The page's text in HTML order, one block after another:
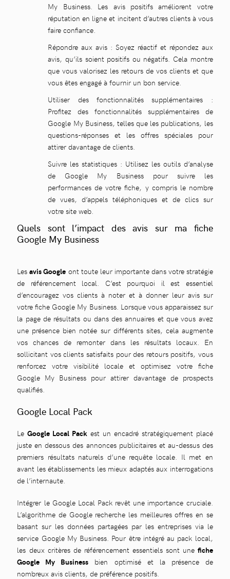
My Business. Les avis positifs améliorent votre
réputation en ligne et incitent d’autres clients à vous
faire confiance.
Répondre aux avis : Soyez réactif et répondez aux
avis, qu’ils soient positifs ou négatifs. Cela montre
que vous valorisez les retours de vos clients et que
vous êtes engagé à fournir un bon service.
Utiliser des fonctionnalités supplémentaires :
Profitez des fonctionnalités supplémentaires de
Google My Business, telles que les publications, les
questions-réponses et les offres spéciales pour
attirer davantage de clients.
Suivre les statistiques : Utilisez les outils d’analyse
de Google My Business pour suivre les
performances de votre fiche, y compris le nombre
de vues, d’appels téléphoniques et de clics sur
votre site web.
Quels sont l’impact des avis sur ma fiche
Google My Business
Lesavis Google ont toute leur importante dans votre stratégie
de référencement local. C’est pourquoi il est essentiel
d’encouragez vos clients à noter et à donner leur avis sur
votre fiche Google My Business. Lorsque vous apparaissez sur
la page de résultats ou dans des annuaires et que vous avez
une présence bien notée sur différents sites, cela augmente
vos chances de remonter dans les résultats locaux. En
sollicitant vos clients satisfaits pour des retours positifs, vous
renforcez votre visibilité locale et optimisez votre fiche
Google My Business pour attirer davantage de prospects
qualifiés.
Google Local Pack
LeGoogle Local Pack est un encadré stratégiquement placé
juste en dessous des annonces publicitaires et au-dessus des
premiers résultats naturels d’une requête locale. Il met en
avant les établissements les mieux adaptés aux interrogations
de l’internaute.
Intégrer le Google Local Pack revêt une importance cruciale.
L’algorithme de Google recherche les meilleures offres en se
basant sur les données partagées par les entreprises via le
service Google My Business. Pour être intégré au pack local,
les deux critères de référencement essentiels sont une fiche
Google My Business bien optimisé et la présence de
nombreux avis clients, de préférence positifs.